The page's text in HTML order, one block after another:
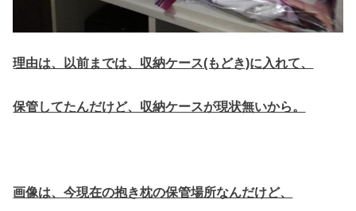
理由は、以前までは、収納ケース(もどき)に入れて、
保管してたんだけど、収納ケースが現状無いから。
画像は、今現在の抱き枕の保管場所なんだけど、